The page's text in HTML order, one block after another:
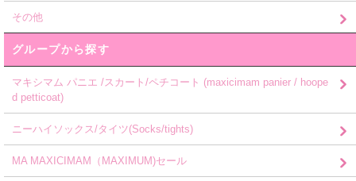
その他
グループから探す
マキシマム パニエ /スカート/ペチコート (maxicimam panier / hoope
d petticoat)
ニーハイソックス/タイツ(Socks/tights)
MA MAXICIMAM（MAXIMUM)セール